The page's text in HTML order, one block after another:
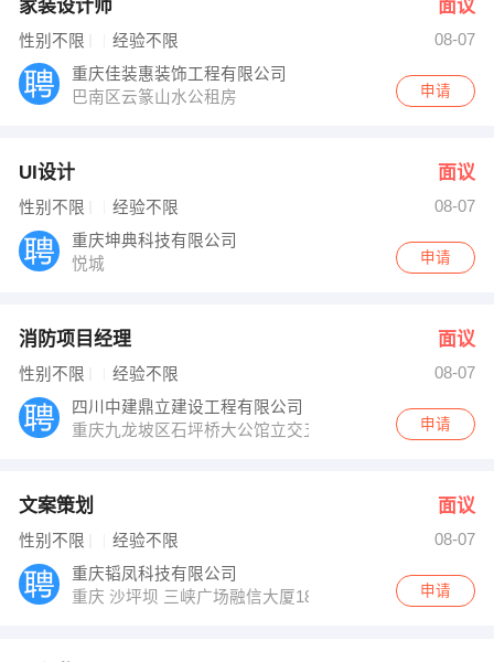
家装设计师 面议
性别不限 经验不限
08-07
重庆佳装惠装饰工程有限公司
巴南区云篆山水公租房
申请
UI设计 面议
性别不限 经验不限
08-07
重庆坤典科技有限公司
悦城
申请
消防项目经理 面议
性别不限 经验不限
08-07
四川中建鼎立建设工程有限公司
重庆九龙坡区石坪桥大公馆立交五环大厦A座604申请
文案策划 面议
性别不限 经验不限
08-07
重庆韬凤科技有限公司
重庆 沙坪坝 三峡广场融信大厦18楼7号
申请